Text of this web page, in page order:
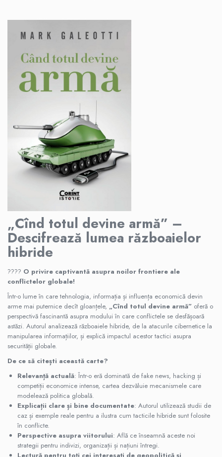
„Cînd totul devine armă” –
Descifrează lumea războaielor
hibride
????️ O privire captivantă asupra noilor frontiere ale
conflictelor globale!
Într-o lume în care tehnologia, informația și influența economică devin
arme mai puternice decît gloanțele, „Cînd totul devine armă” oferă o
perspectivă fascinantă asupra modului în care conflictele se desfășoară
astăzi. Autorul analizează războaiele hibride, de la atacurile cibernetice la
manipularea informațiilor, și explică impactul acestor tactici asupra
securității globale.
De ce să citești această carte?
Relevanță actuală: Într-o eră dominată de fake news, hacking și
competiții economice intense, cartea dezvăluie mecanismele care
modelează politica globală.
Explicații clare și bine documentate: Autorul utilizează studii de
caz și exemple reale pentru a ilustra cum tacticile hibride sunt folosite
în conflicte.
Perspective asupra viitorului: Află ce înseamnă aceste noi
strategii pentru indivizi, organizații și națiuni întregi.